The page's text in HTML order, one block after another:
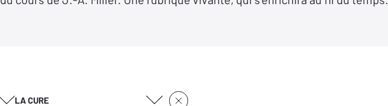
LA CURE